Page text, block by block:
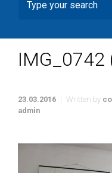
23.03.2016 Written by
admin